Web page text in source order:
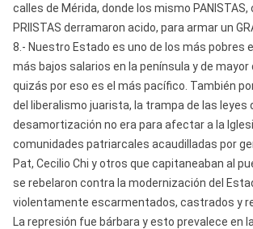
calles de Mérida, donde los mismo PANISTAS,
PRIISTAS derramaron acido, para armar un
8.- Nuestro Estado es uno de los más pobres
más bajos salarios en la península y de
quizás por eso es el más pacífico. También
del liberalismo juarista, la trampa de las leyes
desamortización no era para afectar a la
comunidades patriarcales acaudilladas por
Pat, Cecilio Chi y otros que capitaneaban al
se rebelaron contra la modernización del
violentamente escarmentados, castrados y
La represión fue bárbara y esto prevalece en